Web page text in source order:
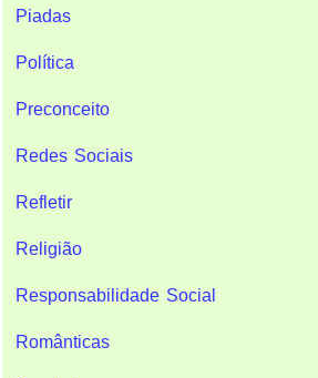
Piadas
Política
Preconceito
Redes Sociais
Refletir
Religião
Responsabilidade Social
Românticas